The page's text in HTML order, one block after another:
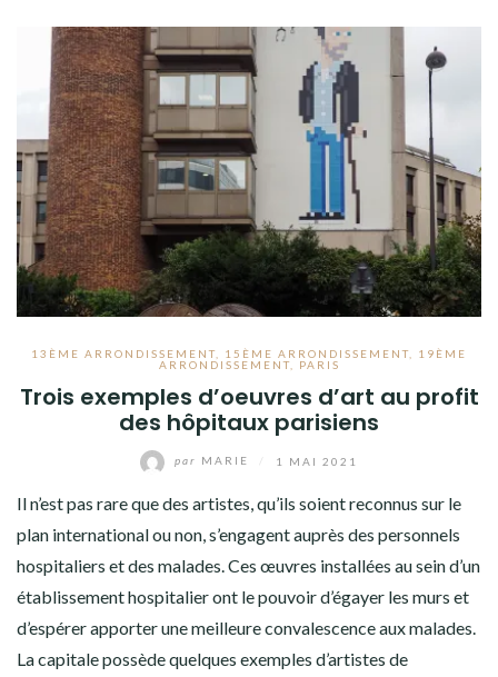
13ÈME ARRONDISSEMENT 15ÈME ARRONDISSEMENT
19ÈME
ARRONDISSEMENT, PARIS
Trois exemples d’oeuvres d’art au profit
des hôpitaux parisiens
par MARIE 1 MAI 2021
Il n’est pas rare que des artistes, qu’ils soient reconnus sur le
plan international ou non, s’engagent auprès des personnels
hospitaliers et des malades. Ces œuvres installées au sein d’un
établissement hospitalier ont le pouvoir d’égayer les murs et
d’espérer apporter une meilleure convalescence aux malades.
La capitale possède quelques exemples d’artistes de